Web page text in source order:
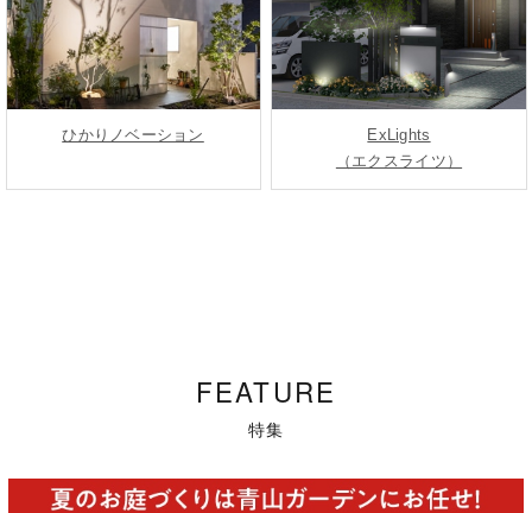
ひかりノベーション
ExLights
（エクスライツ）
FEATURE
特集